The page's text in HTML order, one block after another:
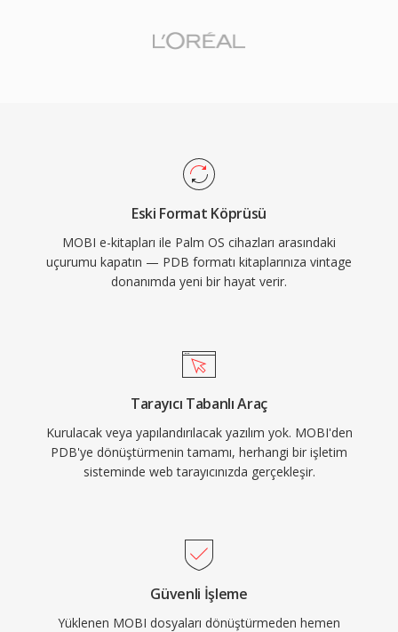
Eski Format Köprüsü
MOBI e-kitapları ile Palm OS cihazları arasındaki
uçurumu kapatın — PDB formatı kitaplarınıza vintage
donanımda yeni bir hayat verir.
Tarayıcı Tabanlı Araç
Kurulacak veya yapılandırılacak yazılım yok. MOBI'den
PDB'ye dönüştürmenin tamamı, herhangi bir işletim
sisteminde web tarayıcınızda gerçekleşir.
Güvenli İşleme
Yüklenen MOBI dosyaları dönüştürmeden hemen